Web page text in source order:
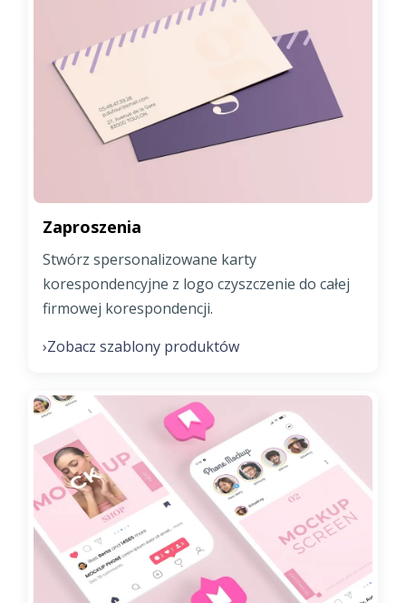
Zaproszenia
Stwórz spersonalizowane karty
korespondencyjne z logo czyszczenie do całej
firmowej korespondencji.
›Zobacz szablony produktów